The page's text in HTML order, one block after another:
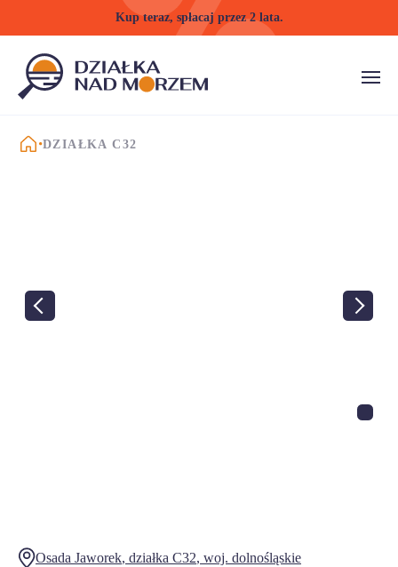
Kup teraz, spłacaj przez 2 lata.
STRONA GŁÓWNA
DZIAŁKA C32
Osada Jaworek, działka C32, woj. dolnośląskie